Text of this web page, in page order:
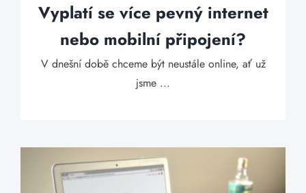
Vyplatí se více pevný internet
nebo mobilní připojení?
V dnešní době chceme být neustále online, ať už
jsme ...